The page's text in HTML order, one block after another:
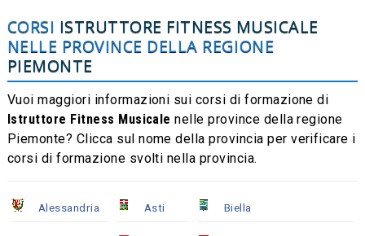
CORSI ISTRUTTORE FITNESS MUSICALE
NELLE PROVINCE DELLA REGIONE
PIEMONTE
Vuoi maggiori informazioni sui corsi di formazione di
Istruttore Fitness Musicale nelle province della regione
Piemonte? Clicca sul nome della provincia per verificare i
corsi di formazione svolti nella provincia.
Alessandria Asti Biella